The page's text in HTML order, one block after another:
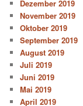
Dezember 2019
November 2019
Oktober 2019
September 2019
August 2019
Juli 2019
Juni 2019
Mai 2019
April 2019